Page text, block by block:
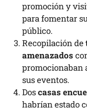
promoción y
para fomentar
público.
Recopilación de
amenazados
promocionaban
sus eventos.
Doscasas
habrían estado